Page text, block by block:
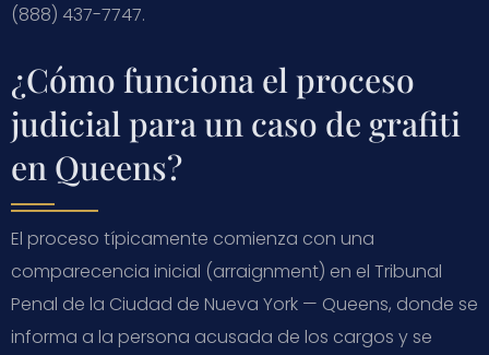
(888) 437-7747.
¿Cómo funciona el proceso
judicial para un caso de grafiti
en Queens?
El proceso típicamente comienza con una
comparecencia inicial (arraignment) en el Tribunal
Penal de la Ciudad de Nueva York — Queens, donde se
informa a la persona acusada de los cargos y se